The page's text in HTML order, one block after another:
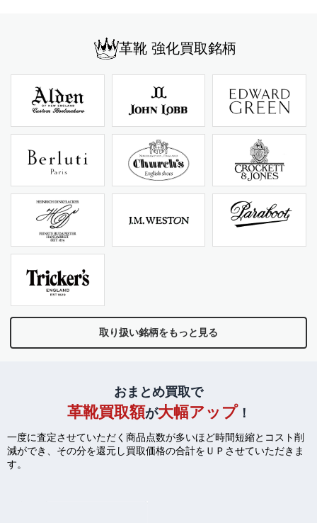
革靴 強化買取銘柄
取り扱い銘柄をもっと見る
おまとめ買取で
革靴買取額が大幅アップ！
一度に査定させていただく商品点数が多いほど時間短縮とコスト削
減ができ、 その分を還元し買取価格の合計をＵＰさせていただきま
す。